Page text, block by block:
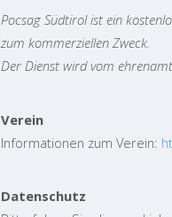
Pocsag Südtirol ist ein
zum kommerziellen Zweck.
Der Dienst wird vom
Verein
Informationen zum Verein:
Datenschutz